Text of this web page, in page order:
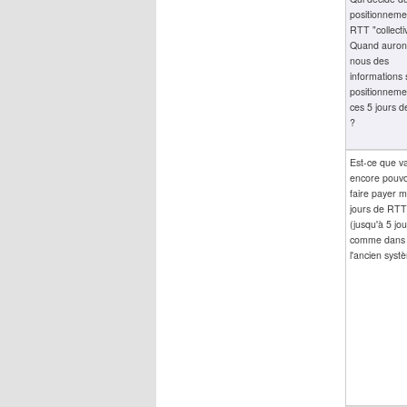
RTT
Quand
nous des
informations
ces 5 jours
?
Est-ce que
encore
faire payer
jours de RTT
(jusqu'à 5
comme dans
l'ancien